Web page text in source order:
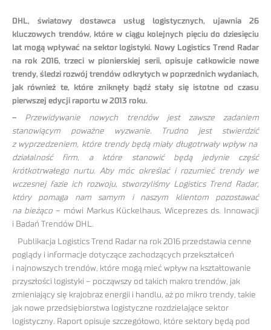
DHL, światowy dostawca usług logistycznych, ujawnia 26
kluczowych trendów, które w ciągu kolejnych pięciu do dziesięciu
lat mogą wpływać na sektor logistyki. Nowy Logistics Trend Radar
na rok 2016, trzeci w pionierskiej serii, opisuje całkowicie nowe
trendy, śledzi rozwój trendów odkrytych w poprzednich wydaniach,
jak również te, które zniknęły bądź stały się istotne od czasu
pierwszej edycji raportu w 2013 roku.
– Przewidywanie nowych trendów jest zawsze zadaniem
stanowiącym poważne wyzwanie. Trudno jest stwierdzić
z wyprzedzeniem, które trendy będą miały długotrwały wpływ na
działalność firm, a które stanowić będą jedynie część
krótkotrwałego nurtu. Aby móc określać i rozumieć trendy we
wczesnej fazie ich rozwoju, stworzyliśmy Logistics Trend Radar,
który pomaga nam samym i naszym klientom pozostawać
na bieżąco– mówi Markus Kückelhaus, Wiceprezes ds. Innowacji
i Badań Trendów DHL.
Publikacja Logistics Trend Radar na rok 2016 przedstawia cenne
poglądy i informacje dotyczące zachodzących przekształceń
i najnowszych trendów, które mogą mieć wpływ na kształtowanie
przyszłości logistyki – począwszy od takich makro trendów, jak
zmieniający się krajobraz energii i handlu, aż po mikro trendy, takie
jak nowe przedsiębiorstwa logistyczne rozdzielające sektor
logistyczny. Raport opisuje szczegółowo, które sektory będą pod